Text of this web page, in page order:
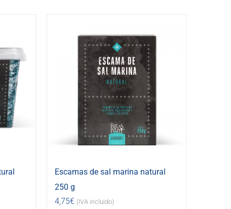
Escamas de sal marina natural
250 g
4,75€ (IVA incluido)